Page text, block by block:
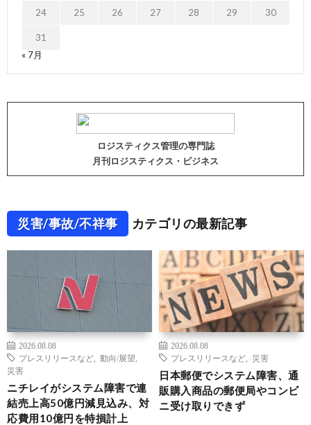
24 25 26 27 28 29 30
31
« 7月
ロジスティクス管理の専門誌
月刊ロジスティクス・ビジネス
災害/事故/不祥事 カテゴリの最新記事
2026.08.08
プレスリリースなど
動向/展望
災害
ニチレイがシステム障害で連
結売上高50億円減見込み、対
応費用10億円を特損計上
2026.08.08
プレスリリースなど
災害
日本郵便でシステム障害、通
販購入商品の郵便局やコンビ
ニ受け取りできず